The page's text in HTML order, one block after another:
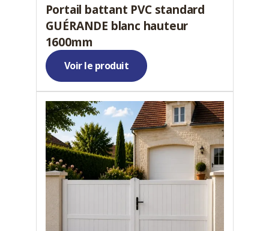
Portail battant PVC standard
GUÉRANDE blanc hauteur
1600mm
Voir le produit